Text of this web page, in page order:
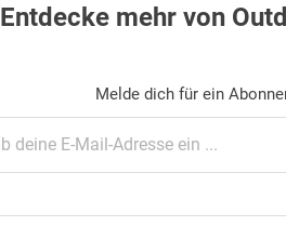
Entdecke mehr von
Melde dich für ein